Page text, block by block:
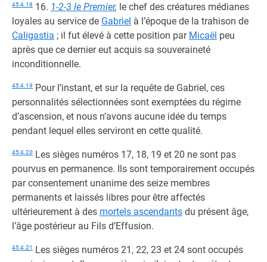
45:4.18 16. 1-2-3 le Premier, le chef des créatures médianes
loyales au service de Gabriel à l’époque de la trahison de
Caligastia ; il fut élevé à cette position par Micaël peu
après que ce dernier eut acquis sa souveraineté
inconditionnelle.
45:4.19 Pour l’instant, et sur la requête de Gabriel, ces
personnalités sélectionnées sont exemptées du régime
d’ascension, et nous n’avons aucune idée du temps
pendant lequel elles serviront en cette qualité.
45:4.20 Les sièges numéros 17, 18, 19 et 20 ne sont pas
pourvus en permanence. Ils sont temporairement occupés
par consentement unanime des seize membres
permanents et laissés libres pour être affectés
ultérieurement à des mortels ascendants du présent âge,
l’âge postérieur au Fils d’Effusion.
45:4.21
Les sièges numéros 21, 22, 23 et 24 sont occupés